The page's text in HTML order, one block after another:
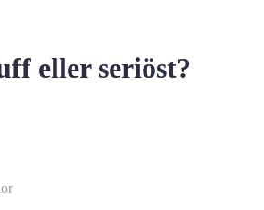
eller seriöst?